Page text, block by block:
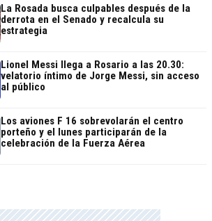
La Rosada busca culpables después de la
derrota en el Senado y recalcula su
estrategia
Lionel Messi llega a Rosario a las 20.30:
velatorio íntimo de Jorge Messi, sin acceso
al público
Los aviones F 16 sobrevolarán el centro
porteño y el lunes participarán de la
celebración de la Fuerza Aérea